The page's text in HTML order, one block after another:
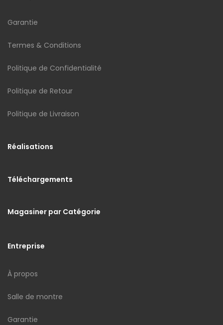
Garantie
Termes & Conditions
Politique de Confidentialité
Politique de Retour
Politique de Livraison
Réalisations
Téléchargements
Magasiner par Catégorie
Entreprise
À propos
Salle de montre
Garantie